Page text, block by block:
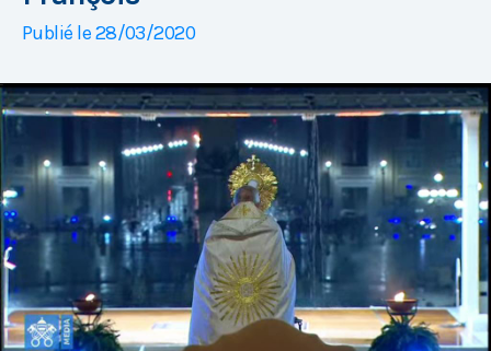
Publié le 28/03/2020